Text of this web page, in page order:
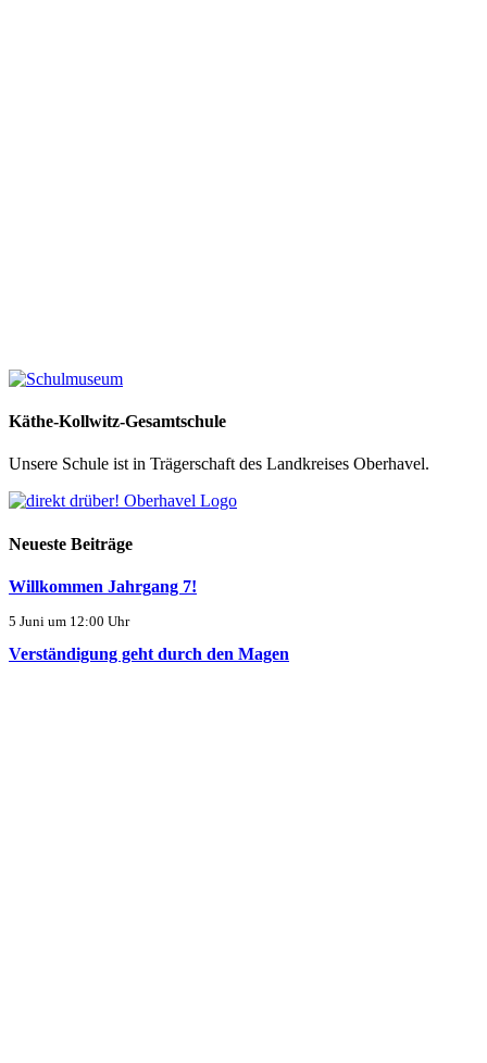
Käthe-Kollwitz-Gesamtschule
Unsere Schule ist in Trägerschaft des Landkreises Oberhavel.
Neueste Beiträge
Willkommen Jahrgang 7!
5 Juni um 12:00 Uhr
Verständigung geht durch den Magen